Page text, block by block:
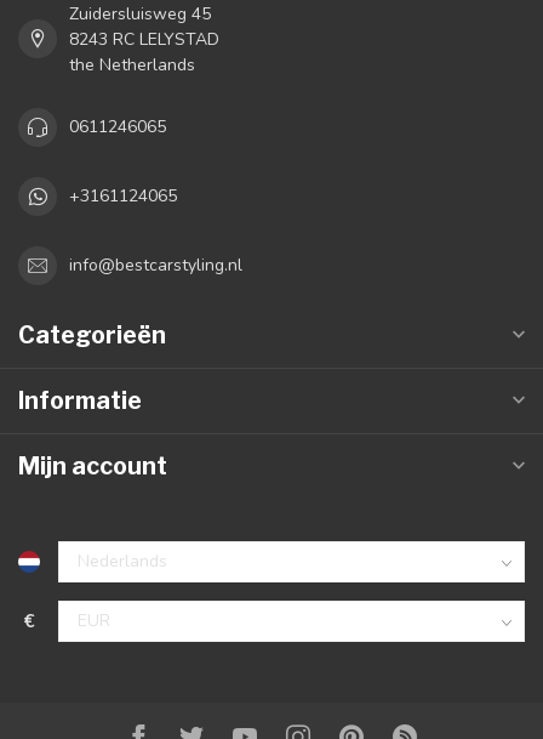
Zuidersluisweg 45
8243 RC LELYSTAD
the Netherlands
0611246065
+3161124065
info@bestcarstyling.nl
Categorieën
Informatie
Mijn account
€